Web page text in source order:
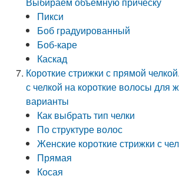
Пикси
Боб градуированный
Боб-каре
Каскад
Короткие стрижки с прямой
с челкой на короткие волосы для
варианты
Как выбрать тип челки
По структуре волос
Женские короткие стрижки с
Прямая
Косая